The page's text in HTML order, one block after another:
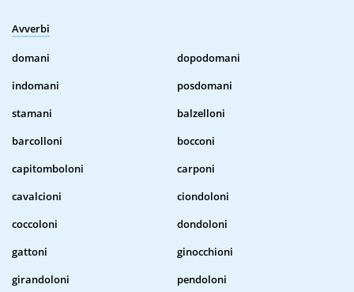
Avverbi
domani
dopodomani
indomani
posdomani
stamani
balzelloni
barcolloni
bocconi
capitomboloni
carponi
cavalcioni
ciondoloni
coccoloni
dondoloni
gattoni
ginocchioni
girandoloni
pendoloni